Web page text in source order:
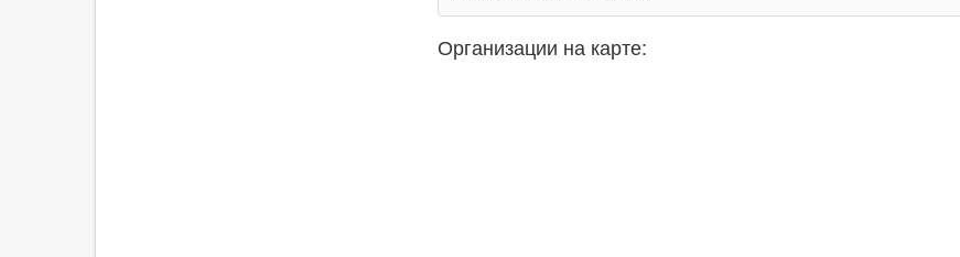
Организации на карте: